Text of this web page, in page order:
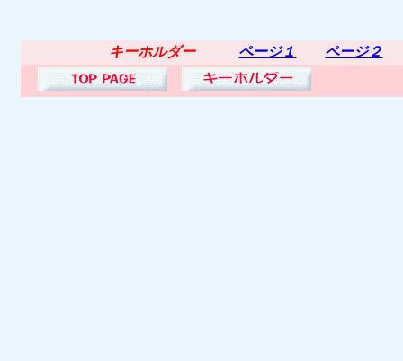
キーホルダー ページ１ ページ２